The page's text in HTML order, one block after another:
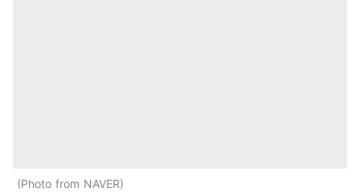
Photo from NAVER